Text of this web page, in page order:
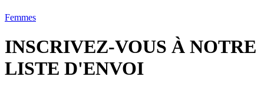
Femmes
INSCRIVEZ-VOUS À NOTRE
LISTE D'ENVOI